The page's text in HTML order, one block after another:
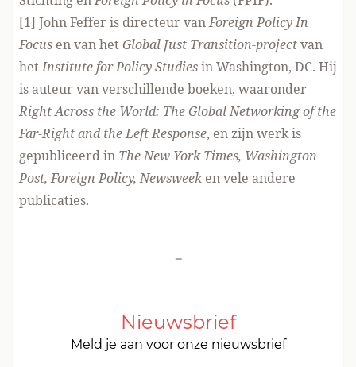
[1] John Feffer is directeur vanForeign Policy In
Focus en van het Global Just Transition-projectvan
hetInstitute for Policy Studiesin Washington, DC. Hij
is auteur van verschillende boeken, waaronder
Right Across the World: The Global Networking of the
Far-Right and the Left Response, en zijn werk is
gepubliceerd in The New York Times, Washington
Post, Foreign Policy, Newsweeken vele andere
publicaties.
-
Nieuwsbrief
Meld je aan voor onze nieuwsbrief